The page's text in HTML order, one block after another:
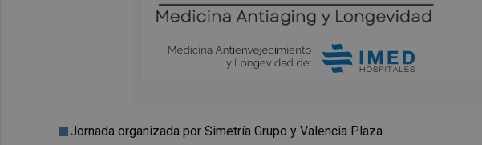
Jornada organizada por Simetría Grupo y Valencia Plaza